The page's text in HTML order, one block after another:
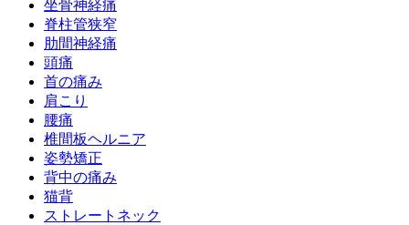
坐骨神経痛
脊柱管狭窄
肋間神経痛
頭痛
首の痛み
肩こり
腰痛
椎間板ヘルニア
姿勢矯正
背中の痛み
猫背
ストレートネック